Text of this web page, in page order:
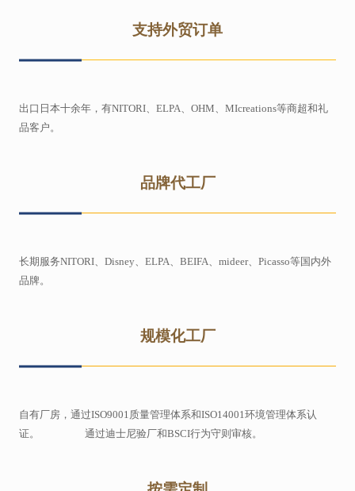
支持外贸订单
出口日本十余年，有NITORI、ELPA、OHM、MIcreations等商超和礼
品客户。
品牌代工厂
长期服务NITORI、Disney、ELPA、BEIFA、mideer、Picasso等国内外
品牌。
规模化工厂
自有厂房，通过ISO9001质量管理体系和ISO14001环境管理体系认
证。 通过迪士尼验厂和BSCI行为守则审核。